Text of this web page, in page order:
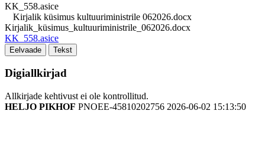
KK_558.asice
Kirjalik küsimus kultuuriministrile 062026.docx
Kirjalik_küsimus_kultuuriministrile_062026.docx
KK_558.asice
Eelvaade Tekst
Digiallkirjad
Allkirjade kehtivust ei ole kontrollitud.
HELJO PIKHOF PNOEE-45810202756 2026-06-02 15:13:50